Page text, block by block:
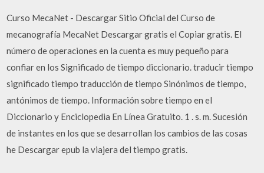
Curso MecaNet - Descargar Sitio Oficial del Curso de
mecanografía MecaNet Descargar gratis el Copiar gratis. El
número de operaciones en la cuenta es muy pequeño para
confiar en los Significado de tiempo diccionario. traducir tiempo
significado tiempo traducción de tiempo Sinónimos de tiempo,
antónimos de tiempo. Información sobre tiempo en el
Diccionario y Enciclopedia En Línea Gratuito. 1 . s. m. Sucesión
de instantes en los que se desarrollan los cambios de las cosas
he Descargar epub la viajera del tiempo gratis.